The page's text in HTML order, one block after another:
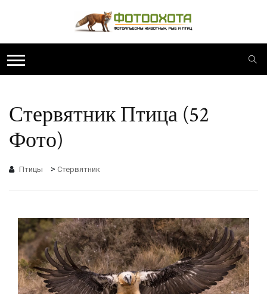
Стервятник Птица (52
Фото)
Птицы > Стервятник